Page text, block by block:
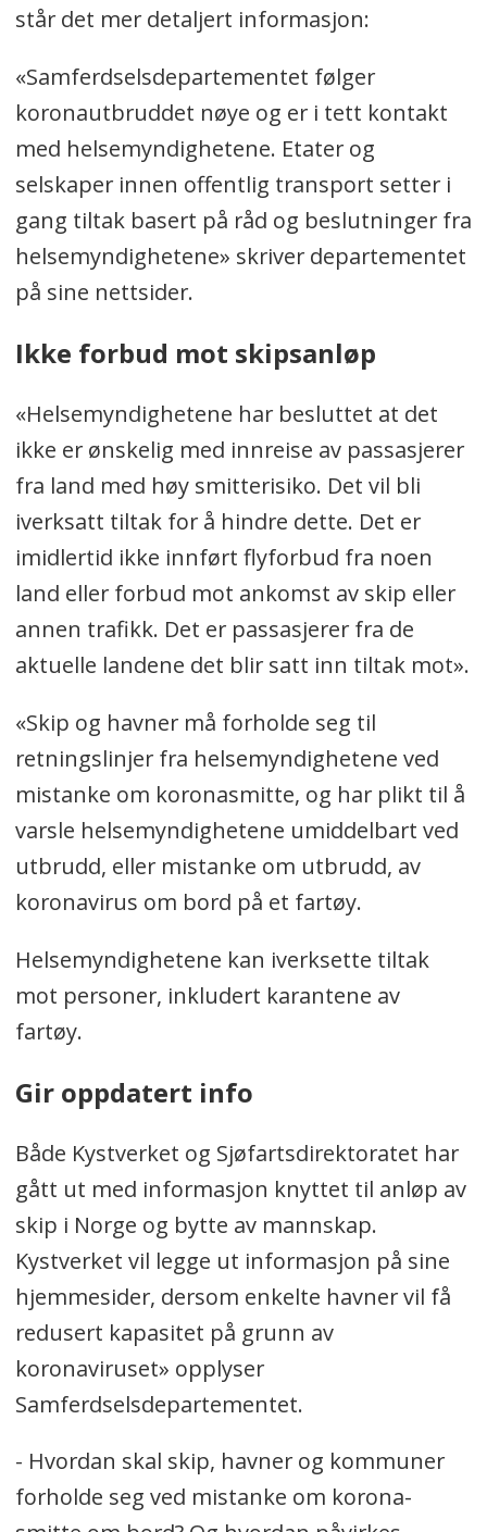
står det mer detaljert informasjon:
«Samferdselsdepartementet følger
koronautbruddet nøye og er i tett kontakt
med helsemyndighetene. Etater og
selskaper innen offentlig transport setter i
gang tiltak basert på råd og beslutninger fra
helsemyndighetene» skriver departementet
på sine nettsider.
Ikke forbud mot skipsanløp
«Helsemyndighetene har besluttet at det
ikke er ønskelig med innreise av passasjerer
fra land med høy smitterisiko. Det vil bli
iverksatt tiltak for å hindre dette. Det er
imidlertid ikke innført flyforbud fra noen
land eller forbud mot ankomst av skip eller
annen trafikk. Det er passasjerer fra de
aktuelle landene det blir satt inn tiltak mot».
«Skip og havner må forholde seg til
retningslinjer fra helsemyndighetene ved
mistanke om koronasmitte, og har plikt til å
varsle helsemyndighetene umiddelbart ved
utbrudd, eller mistanke om utbrudd, av
koronavirus om bord på et fartøy.
Helsemyndighetene kan iverksette tiltak
mot personer, inkludert karantene av
fartøy.
Gir oppdatert info
Både Kystverket og Sjøfartsdirektoratet har
gått ut med informasjon knyttet til anløp av
skip i Norge og bytte av mannskap.
Kystverket vil legge ut informasjon på sine
hjemmesider, dersom enkelte havner vil få
redusert kapasitet på grunn av
koronaviruset» opplyser
Samferdselsdepartementet.
- Hvordan skal skip, havner og kommuner
forholde seg ved mistanke om korona-